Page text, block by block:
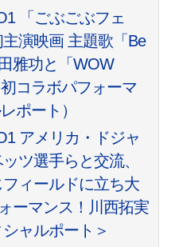
「ごぶごぶフェ
演映画 主題歌「Be
雅功と「WOW
コラボパフォーマ
ポート）
アメリカ・ドジャ
ツ選手らと交流、
ィールドに立ち大
ーマンス！川西拓実
ャルポート＞